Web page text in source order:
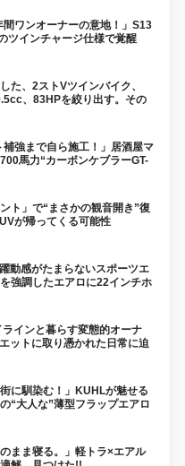
間ワンオーナーの意地！」S13
ツインチャージ仕様で覚醒
た、2ストVツインバイク、
、83HPを絞り出す。その
補強まで自ら施工！」居酒屋マ
馬力“カーボンケブラーGT-
ト」で“まさかの観音開き”復
が帰ってくる可能性
動感がたまらないスポーツエ
強調したエアロに22インチホ
ラインと暮らす変態的オーナ
ットに取り憑かれた日常に迫
街に馴染む！」KUHLが魅せる
“大人な”薄型フラップエアロ
まま寝る。」軽トラ×エアル